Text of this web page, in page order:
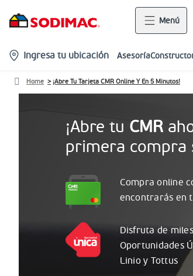
Menú
location-
icon
Ingresa tu ubicación Asesoría
Home ¡Abre Tu Tarjeta CMR Online Y En 5 Minutos!
¡Abre tu CMR
primera compra
Compra online
encontrarás en
Disfruta de
Oportunidades
Linio y Tottus